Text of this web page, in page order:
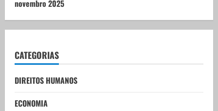
novembro 2025
CATEGORIAS
DIREITOS HUMANOS
ECONOMIA